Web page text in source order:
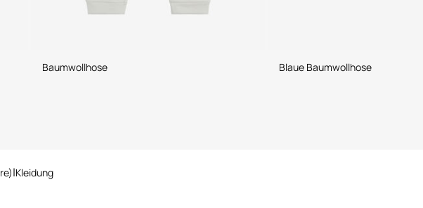
Baumwollhose Blaue Baumwollhose
Kleidung